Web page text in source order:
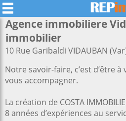
Agence immobiliere
immobilier
10 Rue Garibaldi VIDAUBAN
Notre savoir-faire, c’est d’être
vous accompagner.
La création de COSTA
8 années d’expériences au